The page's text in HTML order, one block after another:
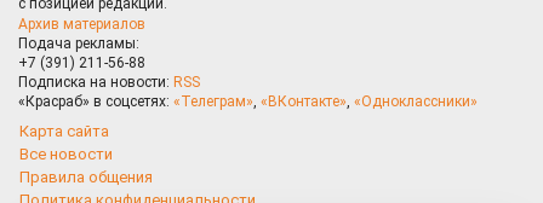
с позицией редакции.
Архив материалов
Подача рекламы:
+7 (391) 211-56-88
Подписка на новости: RSS
«Красраб» в соцсетях: «Телеграм», «ВКонтакте», «Одноклассники»
Карта сайта
Все новости
Правила общения